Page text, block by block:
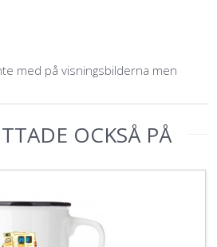
med på visningsbilderna men
OCKSÅ PÅ